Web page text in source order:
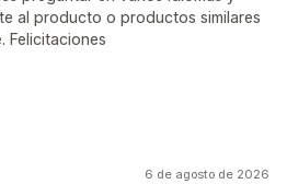
al producto o productos similares
Felicitaciones
6 de agosto de 2026